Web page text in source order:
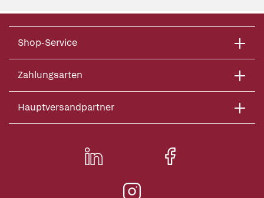
Shop-Service
Zahlungsarten
Hauptversandpartner